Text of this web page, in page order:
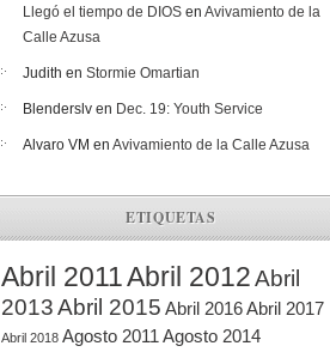
Llegó el tiempo de DIOS en Avivamiento de la
Calle Azusa
Judith en Stormie Omartian
Blenderslv en Dec. 19: Youth Service
Alvaro VM en Avivamiento de la Calle Azusa
ETIQUETAS
Abril 2011Abril 2012Abril
2013Abril 2015 Abril 2016Abril 2017
Abril 2018 Agosto 2011 Agosto 2014